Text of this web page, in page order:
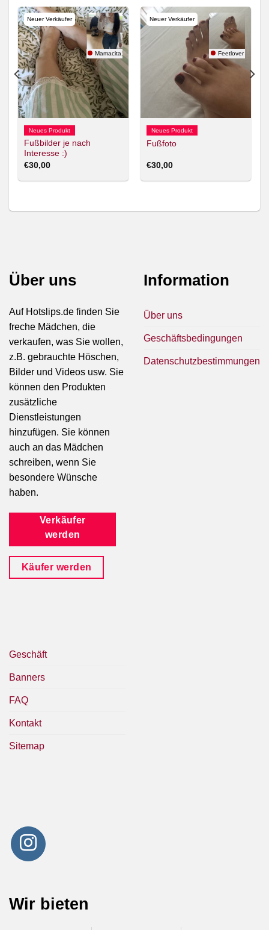
Neuer Verkäufer
Mamacita123
Neues Produkt
Fußbilder je nach
Interesse :)
€30,00
Neuer Verkäufer
Feetlover
Neues Produkt
Fußfoto
€30,00
Über uns
Auf Hotslips.de finden Sie
freche Mädchen, die
verkaufen, was Sie wollen,
z.B. gebrauchte Höschen,
Bilder und Videos usw. Sie
können den Produkten
zusätzliche
Dienstleistungen
hinzufügen. Sie können
auch an das Mädchen
schreiben, wenn Sie
besondere Wünsche
haben.
Verkäufer
werden
Käufer werden
Information
Über uns
Geschäftsbedingungen
Datenschutzbestimmungen
Geschäft
Banners
FAQ
Kontakt
Sitemap
Wir bieten